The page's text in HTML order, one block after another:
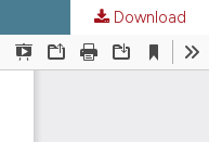
Download